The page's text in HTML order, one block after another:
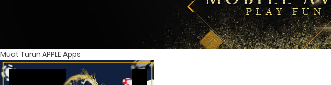
Muat Turun APPLE Apps